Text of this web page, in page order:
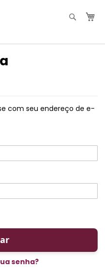
com seu endereço de e-
senha?